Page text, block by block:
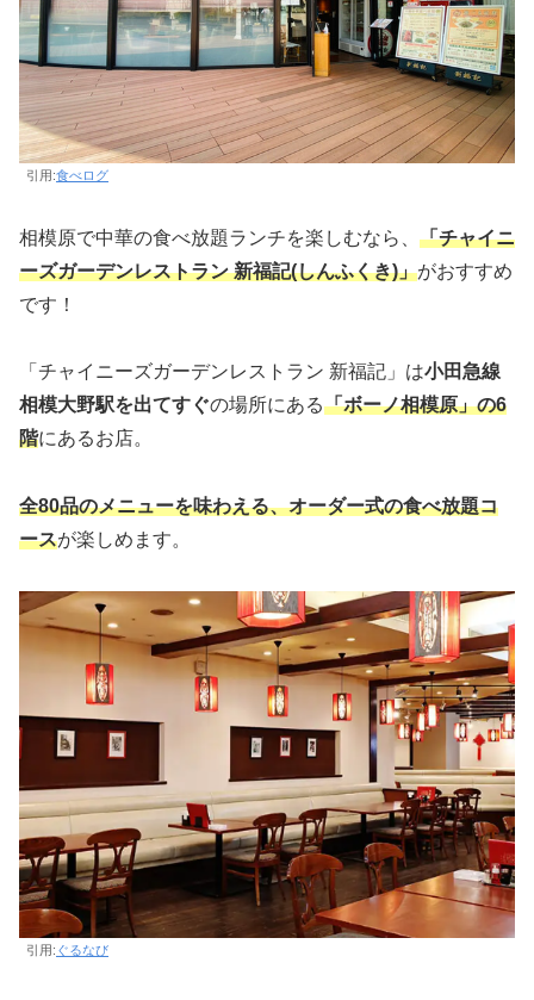
引用:食べログ
相模原で中華の食べ放題ランチを楽しむなら、 「チャイニ
ーズガーデンレストラン 新福記(しんふくき)」がおすすめ
です！
「チャイニーズガーデンレストラン 新福記」は小田急線
相模大野駅を出てすぐの場所にある「ボーノ相模原」の6
階にあるお店。
全80品のメニューを味わえる、オーダー式の食べ放題コ
ースが楽しめます。
引用: ぐるなび